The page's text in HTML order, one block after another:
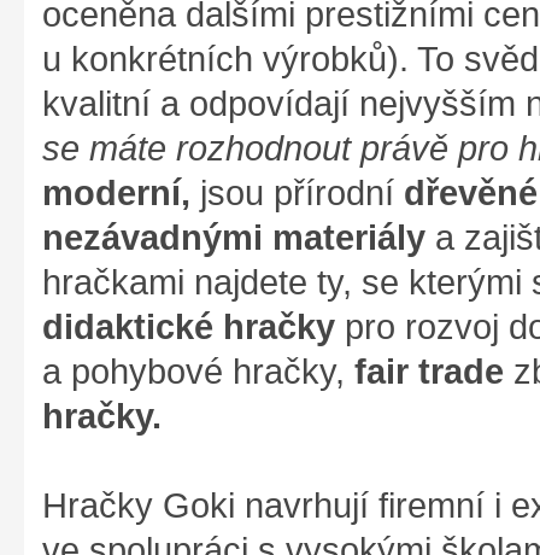
oceněna dalšími prestižními
u konkrétních výrobků). To
kvalitní a odpovídají nejvyšším
se máte rozhodnout právě pro
moderní, jsou přírodní
nezávadnými materiály a
hračkami najdete ty, se
didaktické hračky pro rozvoj
a pohybové hračky, fair trade
hračky.
Hračky Goki navrhují firemní i